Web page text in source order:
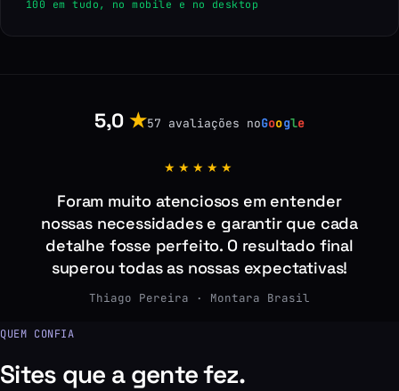
100 em tudo, no mobile e no desktop
5,0 ★57 avaliações noGoogle
★★★★★
Foram muito atenciosos em entender
nossas necessidades e garantir que cada
detalhe fosse perfeito. O resultado final
superou todas as nossas expectativas!
Thiago Pereira · Montara Brasil
QUEM CONFIA
Sites que a gente fez.